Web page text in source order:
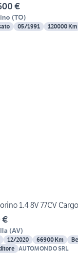
€
(TO)
05/1991 120000 Km
1.4 8V 77CV
€
(AV)
12/2020 66900 Km
AUTOMONDO SRL